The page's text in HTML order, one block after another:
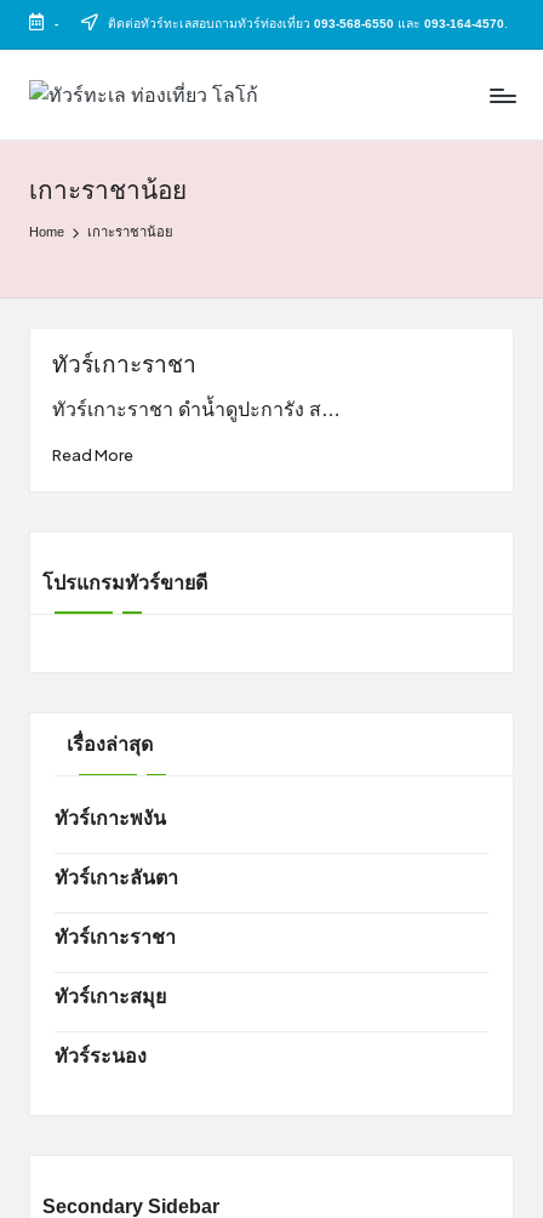
Skip
- ติดต่อทัวร์ทะเลสอบถามทัวร์ท่องเที่ยว093-568-6550 และ093-164-4570
ทั
ว
ร์
ท
เ
ล
ทัวร์
ถูก
|
ทะเล
สวย
ไทย
เกาะราชาน้อย
Home เกาะราชาน้อย
ทัวร์เกาะราชา
ทัวร์เกาะราชา ดำน้ำดูปะการัง ส…
Read More
โปรแกรมทัวร์ขายดี
เรื่องล่าสุด
ทัวร์เกาะพงัน
ทัวร์เกาะลันตา
ทัวร์เกาะราชา
ทัวร์เกาะสมุย
ทัวร์ระนอง
Secondary Sidebar